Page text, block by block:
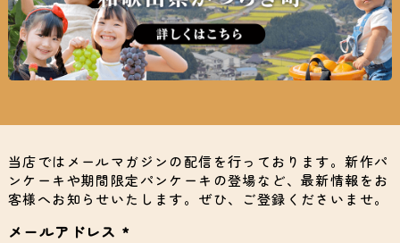
当店ではメールマガジンの配信を行っております。新作パ
ンケーキや期間限定パンケーキの登場など、最新情報をお
客様へお知らせいたします。ぜひ、ご登録くださいませ。
メールアドレス *